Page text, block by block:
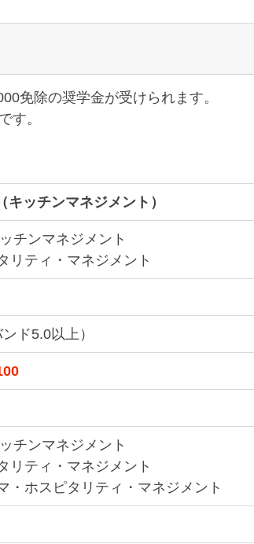
免除の奨学金が受けられます。
す。
ッチンマネジメント）
チンマネジメント
リティ・マネジメント
ド5.0以上）
チンマネジメント
リティ・マネジメント
・ホスピタリティ・マネジメント